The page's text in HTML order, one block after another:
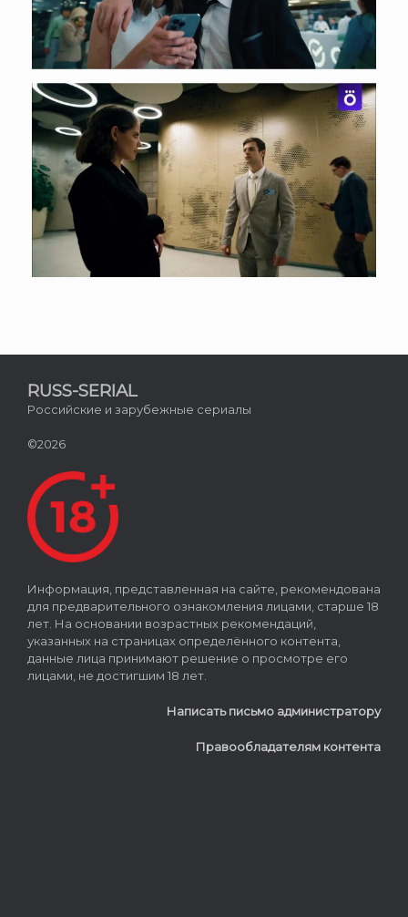
RUSS-SERIAL
Российские и зарубежные сериалы
©2026
Информация, представленная на сайте, рекомендована
для предварительного ознакомления лицами, старше 18
лет. На основании возрастных рекомендаций,
указанных на страницах определённого контента,
данные лица принимают решение о просмотре его
лицами, не достигшим 18 лет.
Написать письмо администратору
Правообладателям контента